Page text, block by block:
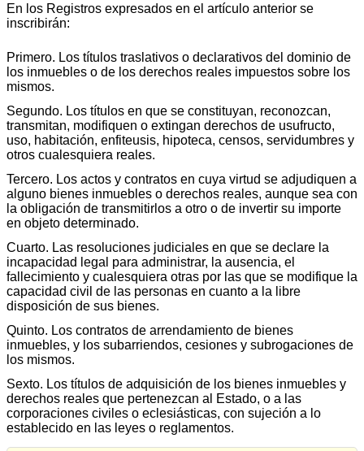
En los Registros expresados en el artículo anterior se
inscribirán:
Primero. Los títulos traslativos o declarativos del dominio de
los inmuebles o de los derechos reales impuestos sobre los
mismos.
Segundo. Los títulos en que se constituyan, reconozcan,
transmitan, modifiquen o extingan derechos de usufructo,
uso, habitación, enfiteusis, hipoteca, censos, servidumbres y
otros cualesquiera reales.
Tercero. Los actos y contratos en cuya virtud se adjudiquen a
alguno bienes inmuebles o derechos reales, aunque sea con
la obligación de transmitirlos a otro o de invertir su importe
en objeto determinado.
Cuarto. Las resoluciones judiciales en que se declare la
incapacidad legal para administrar, la ausencia, el
fallecimiento y cualesquiera otras por las que se modifique la
capacidad civil de las personas en cuanto a la libre
disposición de sus bienes.
Quinto. Los contratos de arrendamiento de bienes
inmuebles, y los subarriendos, cesiones y subrogaciones de
los mismos.
Sexto. Los títulos de adquisición de los bienes inmuebles y
derechos reales que pertenezcan al Estado, o a las
corporaciones civiles o eclesiásticas, con sujeción a lo
establecido en las leyes o reglamentos.